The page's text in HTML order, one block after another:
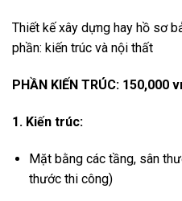
Thiết kế xây dựng hay hồ sơ
phần: kiến trúc và nội thất
PHẦN KIẾN TRÚC: 150,000
1. Kiến trúc:
Mặt bằng các tầng, sân
thước thi công)